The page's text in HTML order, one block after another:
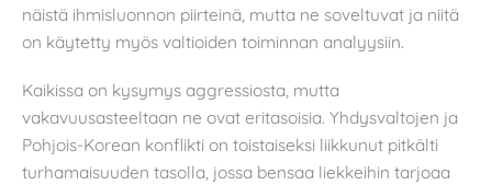
näistä ihmisluonnon piirteinä, mutta ne soveltuvat ja niitä
on käytetty myös valtioiden toiminnan analyysiin.
Kaikissa on kysymys aggressiosta, mutta
vakavuusasteeltaan ne ovat eritasoisia. Yhdysvaltojen ja
Pohjois-Korean konflikti on toistaiseksi liikkunut pitkälti
turhamaisuuden tasolla, jossa bensaa liekkeihin tarjoaa